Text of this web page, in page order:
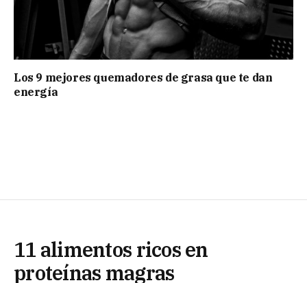
Los 9 mejores quemadores de grasa que te dan
energía
11 alimentos ricos en
proteínas magras